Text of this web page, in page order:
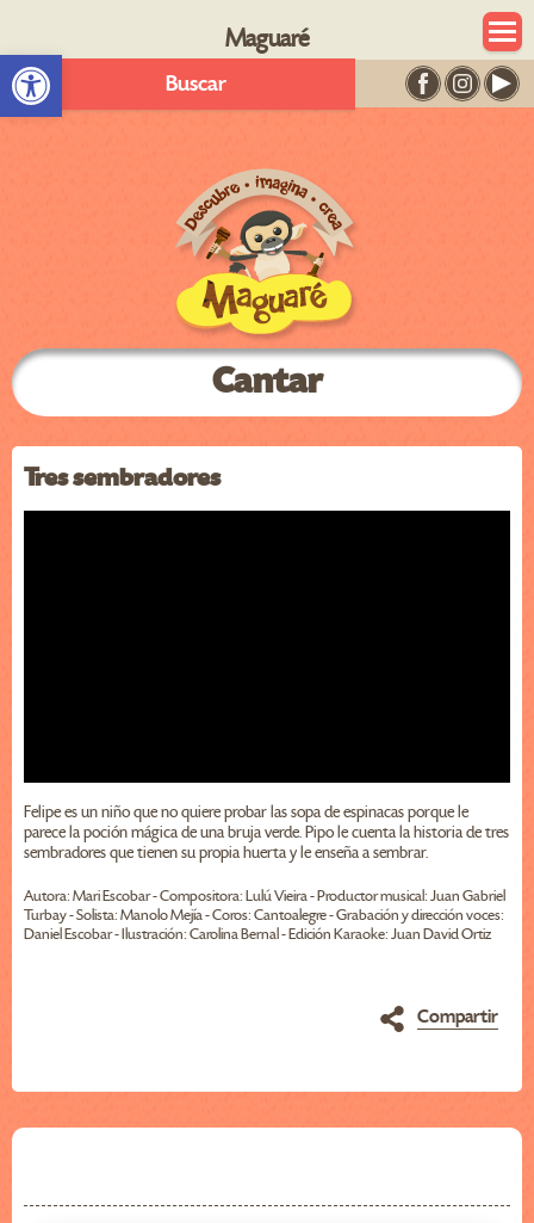
Abrir barra de herramientas
Maguaré
Buscar
Cantar
Tres sembradores
Felipe es un niño que no quiere probar las sopa de espinacas porque le
parece la poción mágica de una bruja verde. Pipo le cuenta la historia de tres
sembradores que tienen su propia huerta y le enseña a sembrar.
Autora: Mari Escobar - Compositora: Lulú Vieira - Productor musical: Juan Gabriel
Turbay - Solista: Manolo Mejía - Coros: Cantoalegre - Grabación y dirección voces:
Daniel Escobar - Ilustración: Carolina Bernal - Edición Karaoke: Juan David Ortiz
Compartir